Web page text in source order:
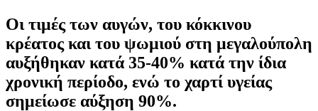
Οι τιμές των αυγών, του κόκκινου
κρέατος και του ψωμιού στη μεγαλούπολη
αυξήθηκαν κατά 35-40% κατά την ίδια
χρονική περίοδο, ενώ το χαρτί υγείας
σημείωσε αύξηση 90%.